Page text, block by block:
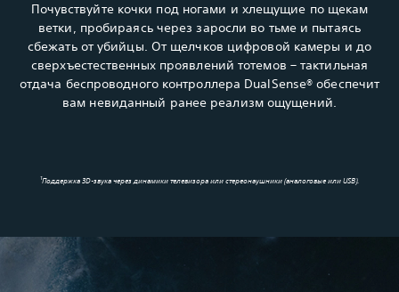
Почувствуйте кочки под ногами и хлещущие по щекам
ветки, пробираясь через заросли во тьме и пытаясь
сбежать от убийцы. От щелчков цифровой камеры и до
сверхъестественных проявлений тотемов – тактильная
отдача беспроводного контроллера DualSense® обеспечит
вам невиданный ранее реализм ощущений.
1Поддержка 3D-звука через динамики телевизора или стереонаушники (аналоговые или USB).